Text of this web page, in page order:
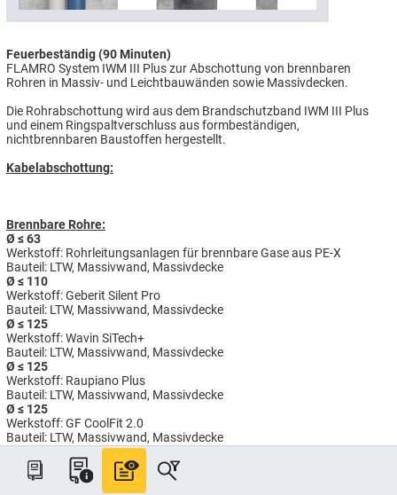
Feuerbeständig (90 Minuten)
FLAMRO System IWM III Plus zur Abschottung von brennbaren
Rohren in Massiv- und Leichtbauwänden sowie Massivdecken.
Die Rohrabschottung wird aus dem Brandschutzband IWM III Plus
und einem Ringspaltverschluss aus formbeständigen,
nichtbrennbaren Baustoffen hergestellt.
Kabelabschottung:
Brennbare Rohre:
Ø ≤ 63
Werkstoff: Rohrleitungsanlagen für brennbare Gase aus PE-X
Bauteil: LTW, Massivwand, Massivdecke
Ø ≤ 110
Werkstoff: Geberit Silent Pro
Bauteil: LTW, Massivwand, Massivdecke
Ø ≤ 125
Werkstoff: Wavin SiTech+
Bauteil: LTW, Massivwand, Massivdecke
Ø ≤ 125
Werkstoff: Raupiano Plus
Bauteil: LTW, Massivwand, Massivdecke
Ø ≤ 125
Werkstoff: GF CoolFit 2.0
Bauteil: LTW, Massivwand, Massivdecke
Werkstoff: Doppelrohrsystem PE-HD – PE-HD / PE-HD – PP / PE-HD –
PVDF / PP – PP / PVC-U – PVC-U / PVC-U – PE-HD / PVC-U – PP-H /